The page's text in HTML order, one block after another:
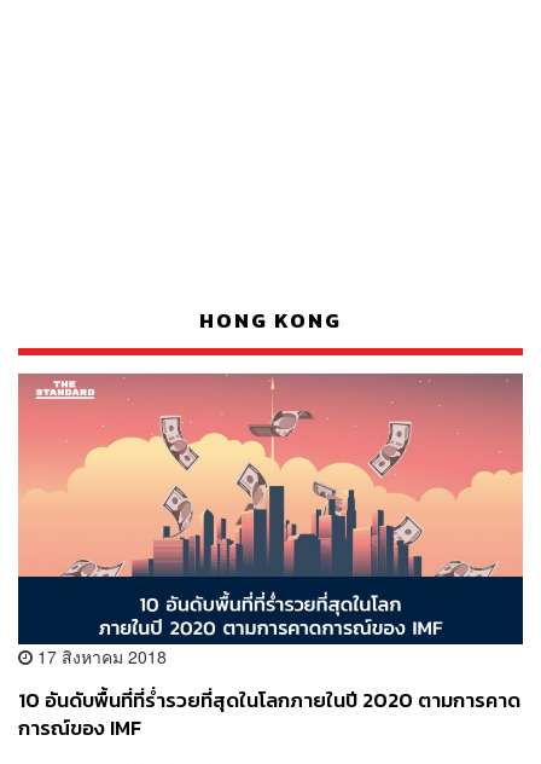
HONG KONG
17 สิงหาคม 2018
10 อันดับพื้นที่ที่ร่ำรวยที่สุดในโลกภายในปี 2020 ตามการคาด
การณ์ของ IMF